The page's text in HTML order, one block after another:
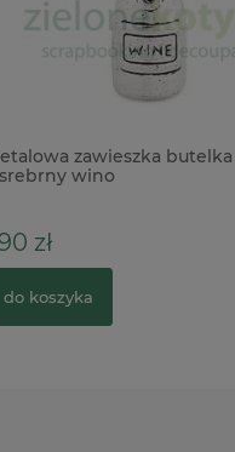
zawieszka
wino
zł
do koszyka